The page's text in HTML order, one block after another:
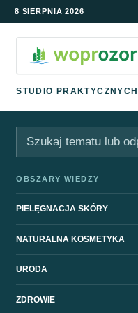
8 SIERPNIA 2026
STUDIO PRAKTYCZNYCH
Szukaj
OBSZARY WIEDZY
PIELĘGNACJA SKÓRY
NATURALNA KOSMETYKA
URODA
ZDROWIE